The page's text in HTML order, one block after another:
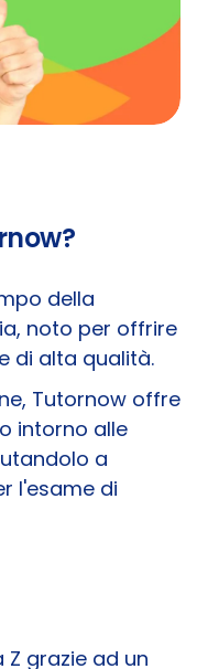
della
noto per offrire
di alta qualità.
Tutornow offre
intorno alle
a
l'esame di
Z grazie ad un